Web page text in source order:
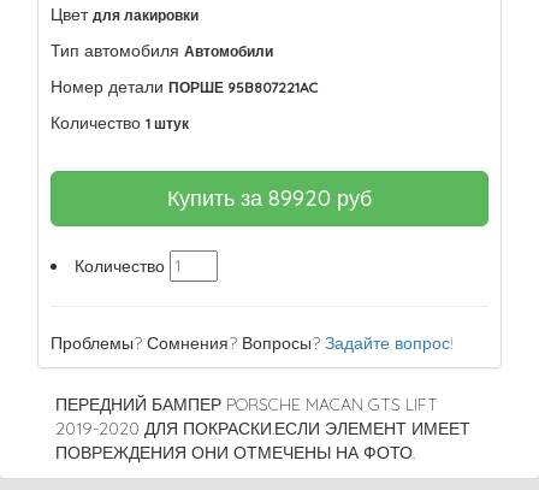
Цвет для лакировки
Тип автомобиля Автомобили
Номер детали ПОРШЕ 95B807221AC
Количество 1 штук
Купить за 89920 руб
Количество
Проблемы? Сомнения? Вопросы? Задайте вопрос!
ПЕРЕДНИЙ БАМПЕР PORSCHE MACAN GTS LIFT
2019-2020 ДЛЯ ПОКРАСКИ.ЕСЛИ ЭЛЕМЕНТ ИМЕЕТ
ПОВРЕЖДЕНИЯ ОНИ ОТМЕЧЕНЫ НА ФОТО.